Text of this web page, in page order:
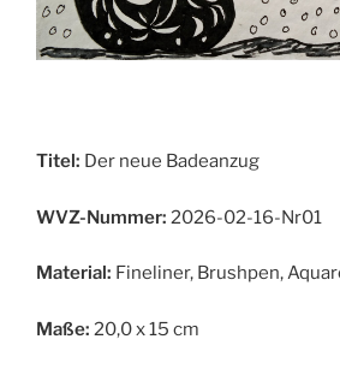
Titel: Der neue Badeanzug
WVZ-Nummer: 2026-02-16-Nr01
Material: Fineliner, Brushpen,
Maße: 20,0 x 15 cm